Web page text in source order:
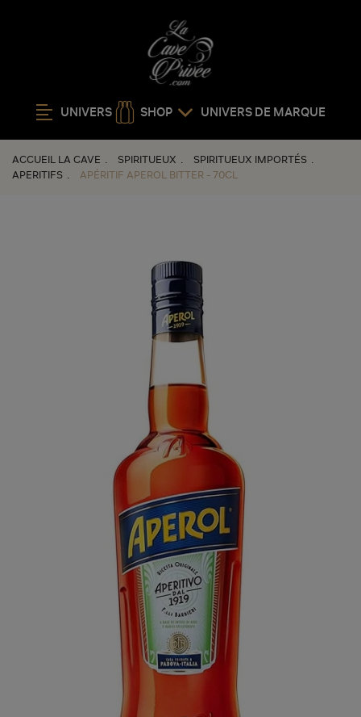
UNIVERS SHOP UNIVERS DE MARQUE
ACCUEIL LA CAVE SPIRITUEUX
SPIRITUEUX IMPORTÉS
APERITIFS
APÉRITIF APEROL BITTER - 70CL